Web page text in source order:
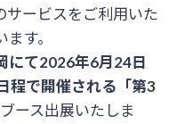
サービスをご利用いた
す。
にて2026年6月24日
程で開催される「第3
ース出展いたしま